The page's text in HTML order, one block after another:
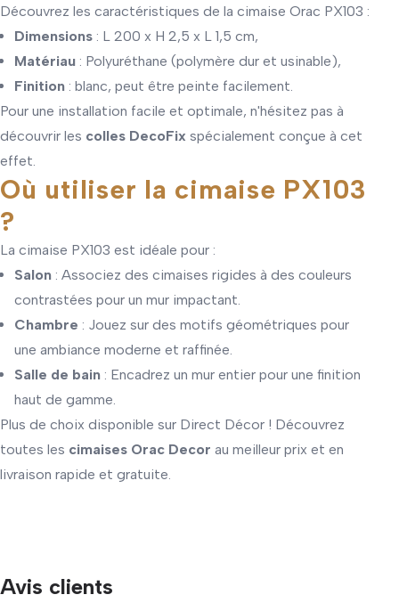
Découvrez les caractéristiques de la cimaise Orac PX103 :
Dimensions : L 200 x H 2,5 x L 1,5 cm,
Matériau : Polyuréthane (polymère dur et usinable),
Finition : blanc, peut être peinte facilement.
Pour une installation facile et optimale, n'hésitez pas à
découvrir les colles DecoFix spécialement conçue à cet
effet.
Où utiliser la cimaise PX103
?
La cimaise PX103 est idéale pour :
Salon : Associez des cimaises rigides à des couleurs
contrastées pour un mur impactant.
Chambre : Jouez sur des motifs géométriques pour
une ambiance moderne et raffinée.
Salle de bain : Encadrez un mur entier pour une finition
haut de gamme.
Plus de choix disponible sur Direct Décor ! Découvrez
toutes les cimaises Orac Decor au meilleur prix et en
livraison rapide et gratuite.
Avis clients